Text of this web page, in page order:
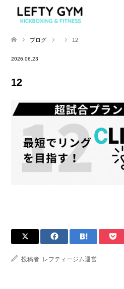
ブログ 12
2026.06.23
12
投稿者: レフティージム運営